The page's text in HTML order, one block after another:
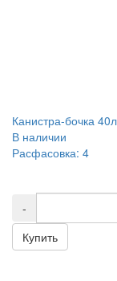
Канистра-бочка
В наличии
Расфасовка: 4
-
Купить